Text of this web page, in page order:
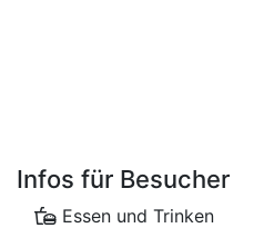
Infos für Besucher
Essen und Trinken